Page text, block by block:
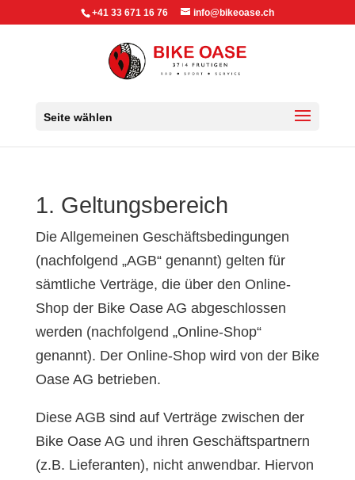
+41 33 671 16 76 info@bikeoase.ch
Seite wählen
1. Geltungsbereich
Die Allgemeinen Geschäftsbedingungen
(nachfolgend „AGB“ genannt) gelten für
sämtliche Verträge, die über den Online-
Shop der Bike Oase AG abgeschlossen
werden (nachfolgend „Online-Shop“
genannt). Der Online-Shop wird von der Bike
Oase AG betrieben.
Diese AGB sind auf Verträge zwischen der
Bike Oase AG und ihren Geschäftspartnern
(z.B. Lieferanten), nicht anwendbar. Hiervon